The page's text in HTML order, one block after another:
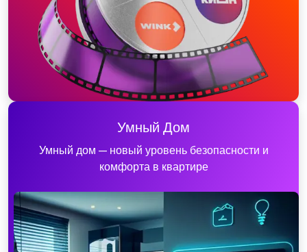
Умный Дом
Умный дом — новый уровень безопасности и
комфорта в квартире